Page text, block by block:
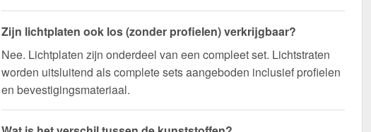
Zijn lichtplaten ook los (zonder profielen) verkrijgbaar?
Nee. Lichtplaten zijn onderdeel van een compleet set. Lichtstraten
worden uitsluitend als complete sets aangeboden inclusief profielen
en bevestigingsmateriaal.